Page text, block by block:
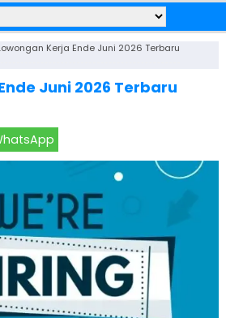
Kerja Ende Juni 2026 Terbaru
Juni 2026 Terbaru